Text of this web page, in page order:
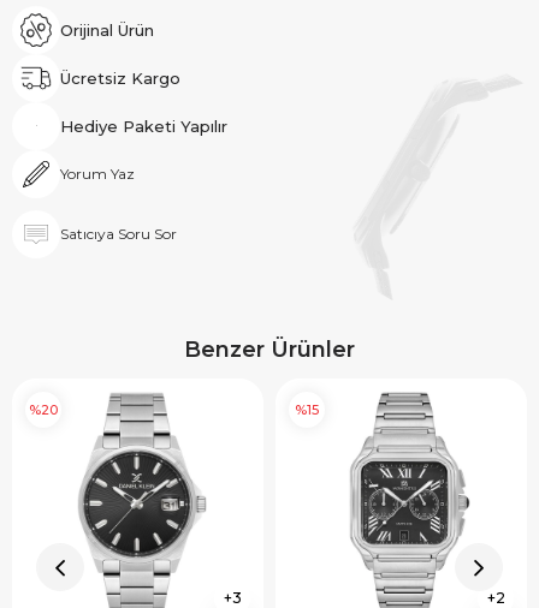
Orijinal Ürün
Ücretsiz Kargo
Hediye Paketi Yapılır
Yorum Yaz
Satıcıya Soru Sor
Benzer Ürünler
3
%20
2
%15